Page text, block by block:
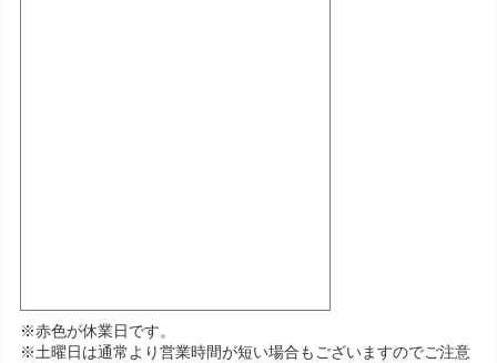
※赤色が休業日です。
※土曜日は通常より営業時間が短い場合もございますのでご注意